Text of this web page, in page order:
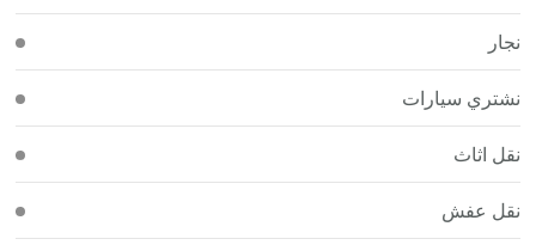
نجار
نشتري سيارات
نقل اثاث
نقل عفش